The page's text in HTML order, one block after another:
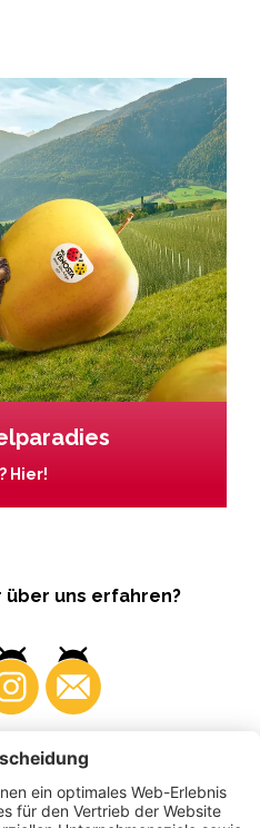
Hier!
uns erfahren?
Produzenten